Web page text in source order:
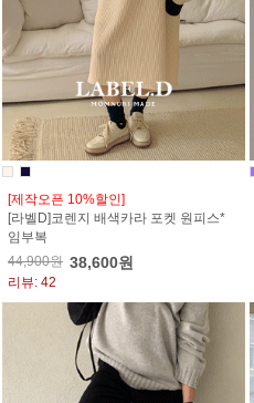
[제작오픈 10%할인]
[라벨D]코렌지 배색카라 포켓 원피스*
임부복
44,900원 38,600원
리뷰: 42